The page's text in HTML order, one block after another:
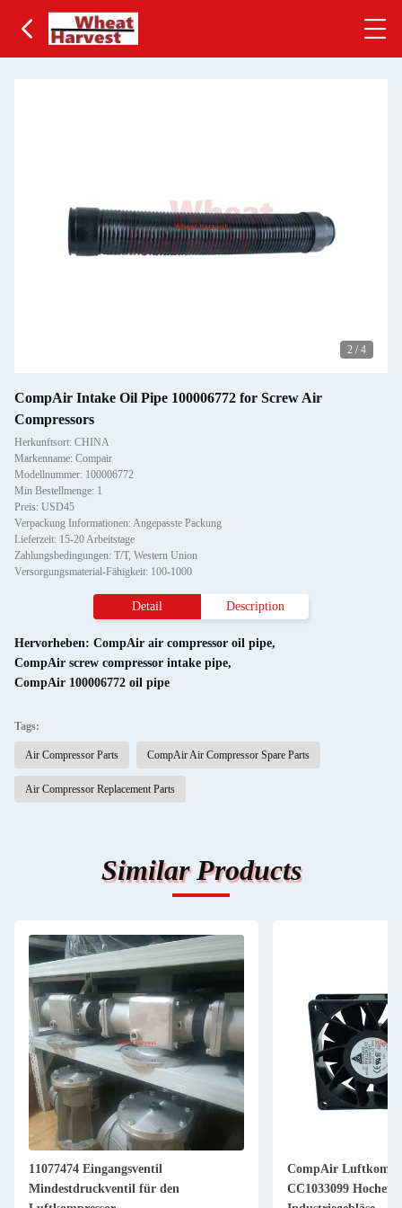
2 / 4
CompAir Intake Oil Pipe 100006772 for Screw Air
Compressors
Herkunftsort: CHINA
Markenname: Compair
Modellnummer: 100006772
Min Bestellmenge: 1
Preis: USD45
Verpackung Informationen: Angepasste Packung
Lieferzeit: 15-20 Arbeitstage
Zahlungsbedingungen: T/T, Western Union
Versorgungsmaterial-Fähigkeit: 100-1000
Detail Description
Hervorheben: CompAir air compressor oil pipe,
CompAir screw compressor intake pipe,
CompAir 100006772 oil pipe
Tags:
Air Compressor Parts CompAir Air Compressor Spare Parts
Air Compressor Replacement Parts
Similar Products
11077474 Eingangsventil
Mindestdruckventil für den
CompAir
CC1033099 Hocheffizientes